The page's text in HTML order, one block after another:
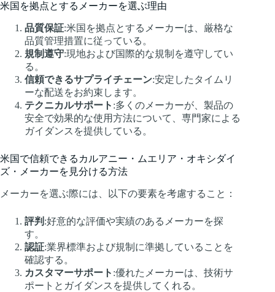
米国を拠点とするメーカーを選ぶ理由
品質保証:米国を拠点とするメーカーは、厳格な
品質管理措置に従っている。
規制遵守:現地および国際的な規制を遵守してい
る。
信頼できるサプライチェーン:安定したタイムリ
ーな配送をお約束します。
テクニカルサポート :多くのメーカーが、製品の
安全で効果的な使用方法について、専門家による
ガイダンスを提供している。
米国で信頼できるカルアニー・ムエリア・オキシダイ
ズ・メーカーを見分ける方法
メーカーを選ぶ際には、以下の要素を考慮すること：
評判 :好意的な評価や実績のあるメーカーを探
す。
認証:業界標準および規制に準拠していることを
確認する。
カスタマーサポート :優れたメーカーは、技術サ
ポートとガイダンスを提供してくれる。